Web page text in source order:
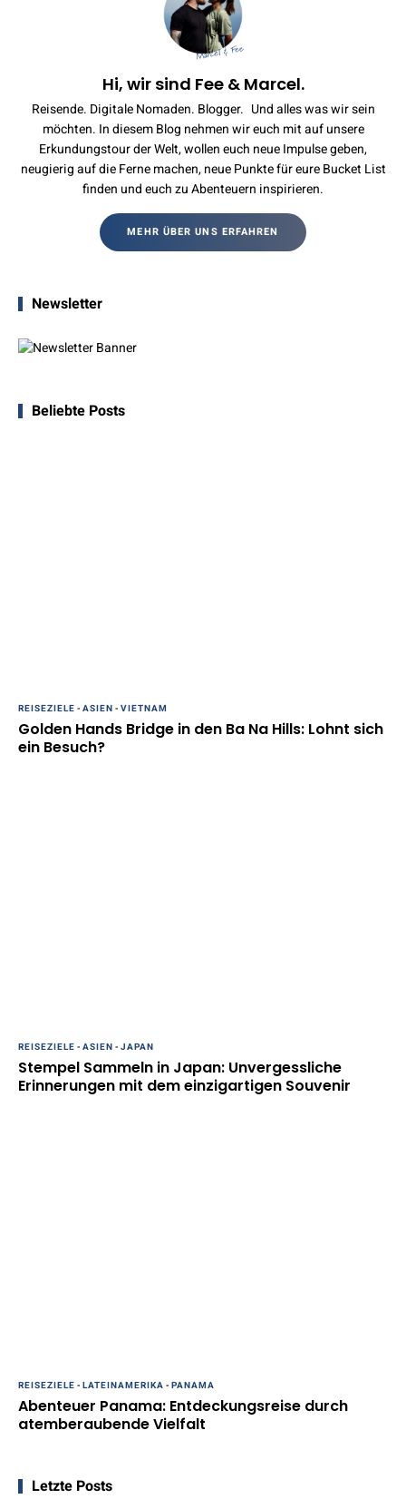
Hi, wir sind Fee & Marcel.
Reisende. Digitale Nomaden. Blogger. Und alles was wir sein
möchten. In diesem Blog nehmen wir euch mit auf unsere
Erkundungstour der Welt, wollen euch neue Impulse geben,
neugierig auf die Ferne machen, neue Punkte für eure Bucket List
finden und euch zu Abenteuern inspirieren.
MEHR ÜBER UNS ERFAHREN
Newsletter
Beliebte Posts
REISEZIELE - ASIEN - VIETNAM
Golden Hands Bridge in den Ba Na Hills: Lohnt sich
ein Besuch?
REISEZIELE - ASIEN - JAPAN
Stempel Sammeln in Japan: Unvergessliche
Erinnerungen mit dem einzigartigen Souvenir
REISEZIELE - LATEINAMERIKA - PANAMA
Abenteuer Panama: Entdeckungsreise durch
atemberaubende Vielfalt
Letzte Posts